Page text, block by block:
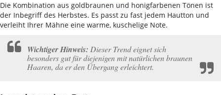
Die Kombination aus goldbraunen und honigfarbenen Tönen ist
der Inbegriff des Herbstes. Es passt zu fast jedem Hautton und
verleiht Ihrer Mähne eine warme, kuschelige Note.
Wichtiger Hinweis: Dieser Trend eignet sich
besonders gut für diejenigen mit natürlichen braunen
Haaren, da er den Übergang erleichtert.